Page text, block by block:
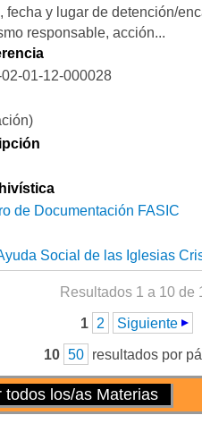
fecha y lugar de detención/
responsable, acción...
01-12-000028
de Documentación FASIC
Social de las Iglesias
Resultados 1 a 10 de
1 2
Siguiente
10 50 resultados por
todos los/as Materias